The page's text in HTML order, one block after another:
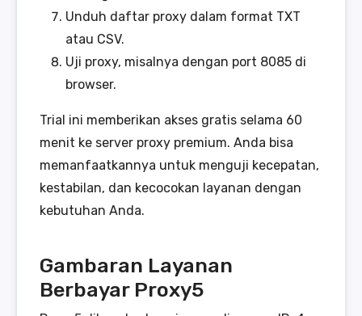
Unduh daftar proxy dalam format TXT
atau CSV.
Uji proxy, misalnya dengan port 8085 di
browser.
Trial ini memberikan akses gratis selama 60
menit ke server proxy premium. Anda bisa
memanfaatkannya untuk menguji kecepatan,
kestabilan, dan kecocokan layanan dengan
kebutuhan Anda.
Gambaran Layanan
Berbayar Proxy5